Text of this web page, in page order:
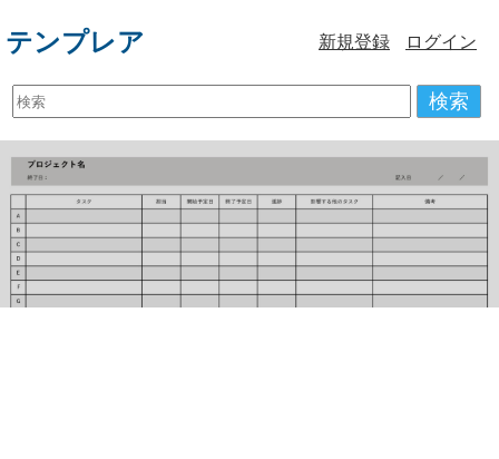
テンプレア 新規登録 ログイン
検索